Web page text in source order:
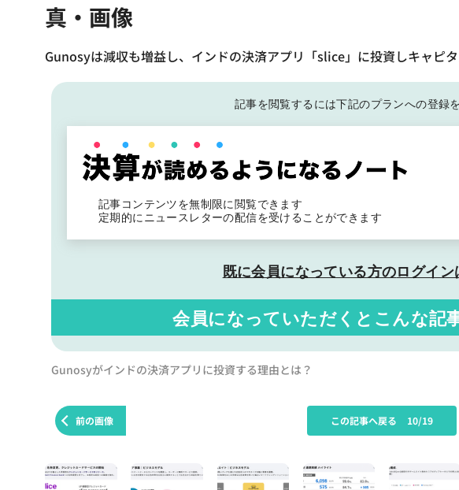
真・画像
Gunosyは減収も増益し、インドの決済アプリ「slice」に投資しキャピタ
記事を閲覧するには下記のプランへの登録
記事コンテンツを無制限に閲覧できます
定期的にニュースレターの配信を受けることができます
既に会員になっている方のログイ
会員になっていただくと こんな記
Gunosyがインドの決済アプリに投資する理由とは？
前の画像 この記事へ戻る 10/19